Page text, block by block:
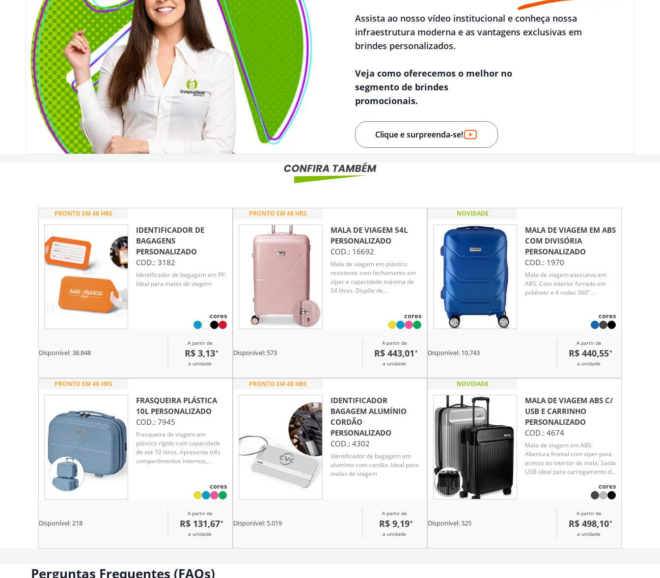
Assista ao nosso vídeo institucional e conheça nossa
infraestrutura moderna e as vantagens exclusivas em
brindes personalizados.
Veja como oferecemos o melhor no
segmento de brindes
promocionais.
Clique e surpreenda-se!
PRONTO EM 48 HRS
IDENTIFICADOR DE
BAGAGENS
PERSONALIZADO
COD.: 3182
Identificador de bagagem em PP.
Ideal para malas de viagem
cores
Disponível:38.848
A partir de
R$ 3,13*
a unidade
PRONTO EM 48 HRS
MALA DE VIAGEM 54L
PERSONALIZADO
COD.: 16692
Mala de viagem em plástico
resistente com fechamento em
zíper e capacidade máxima de
54 litros. Dispõe de
tela de malha, além de cinta
compressora no lado oposto
Conta com duas alças de mão,
uma superior e outra lateral,
quatro apoios laterais, dois
360 graus, puxador metálico
cadeado numérico TSA.
cores
Disponível: 573
A partir de
R$ 443,01 *
a unidade
NOVIDADE
MALA DE VIAGEM EM ABS
COM DIVISÓRIA
PERSONALIZADO
COD.: 1970
Mala de viagem executivo em
ABS. Com interior forrado em
poliéster e 4 rodas 360º. .
cores
Disponível: 10.743
A partir de
R$ 440,55*
a unidade
PRONTO EM 48 HRS
FRASQUEIRA PLÁSTICA
10L PERSONALIZADO
COD.: 7945
Frasqueira de viagem em
plástico rígido com capacidade
de até 10 litros. Apresenta três
compartimentos internos,
quatro apoios reforçados na
parte inferior, alça de mão e
encaixe em malas maiores.
Acompanha placa em metal para
cores
Disponível:218
A partir de
R$ 131,67*
a unidade
PRONTO EM 48 HRS
IDENTIFICADOR
BAGAGEM ALUMÍNIO
CORDÃO
PERSONALIZADO
COD.: 4302
Identificador de bagagem em
alumínio com cordão. Ideal para
malas de viagem
Disponível: 5.019
A partir de
R$ 9,19*
a unidade
NOVIDADE
MALA DE VIAGEM ABS C/
USB E CARRINHO
PERSONALIZADO
COD.: 4674
Mala de viagem em ABS
Abertura frontal com ziper para
acesso ao interior da mala; Saida
USB ideal para carregamento de
carrinho de aço; Alça de mão na
Plaquinha de metal sem
personalização. Mala perfurada
para aplicação da plaquinha.
cores
Disponível:325
A partir de
R$ 498,10*
a unidade
Perguntas Frequentes (FAQs)